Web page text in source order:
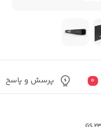
0 پرسش و پاسخ